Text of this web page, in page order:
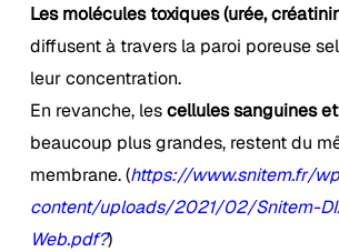
Les molécules toxiques (urée,
diffusent à travers la paroi poreuse
leur concentration.
En revanche, lescellules sanguines
beaucoup plus grandes, restent du
membrane. (https://www.snitem.fr/
content/uploads/2021/02/Snitem-
Web.pdf?)